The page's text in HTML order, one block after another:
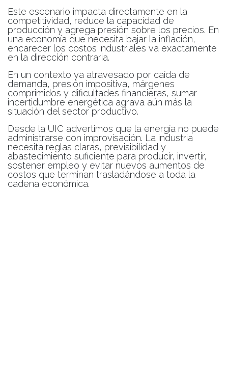
Este escenario impacta directamente en la
competitividad, reduce la capacidad de
producción y agrega presión sobre los precios. En
una economía que necesita bajar la inflación,
encarecer los costos industriales va exactamente
en la dirección contraria.
En un contexto ya atravesado por caída de
demanda, presión impositiva, márgenes
comprimidos y dificultades financieras, sumar
incertidumbre energética agrava aún más la
situación del sector productivo.
Desde la UIC advertimos que la energía no puede
administrarse con improvisación. La industria
necesita reglas claras, previsibilidad y
abastecimiento suficiente para producir, invertir,
sostener empleo y evitar nuevos aumentos de
costos que terminan trasladándose a toda la
cadena económica.